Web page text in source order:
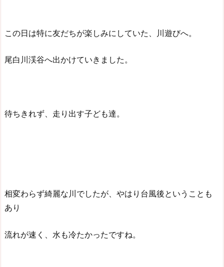
この日は特に友だちが楽しみにしていた、川遊びへ。
尾白川渓谷へ出かけていきました。
待ちきれず、走り出す子ども達。
相変わらず綺麗な川でしたが、やはり台風後ということも
あり
流れが速く、水も冷たかったですね。